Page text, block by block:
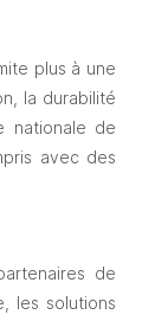
plus à une
la durabilité
nationale de
avec des
de
les solutions